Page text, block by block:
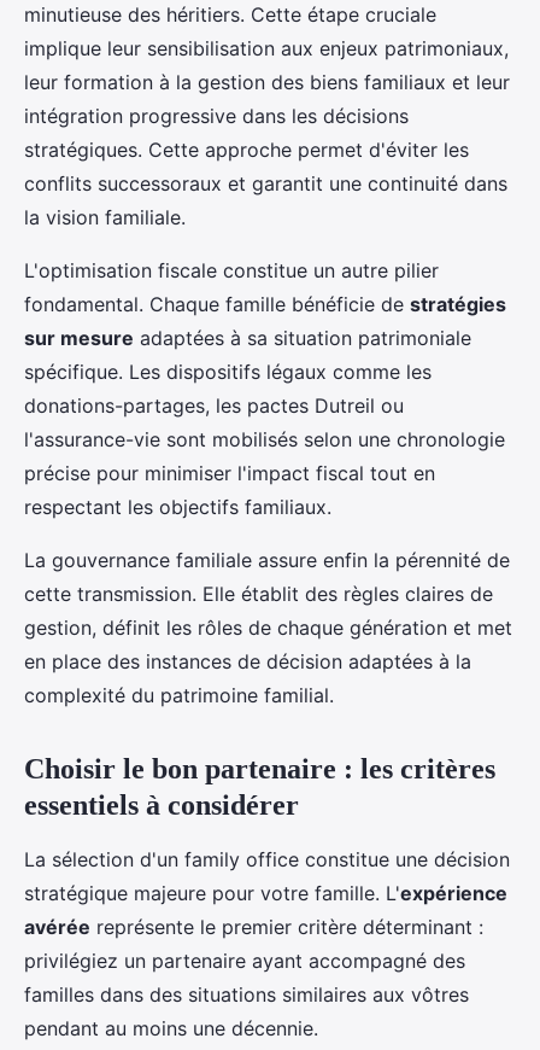
minutieuse des héritiers. Cette étape cruciale
implique leur sensibilisation aux enjeux patrimoniaux,
leur formation à la gestion des biens familiaux et leur
intégration progressive dans les décisions
stratégiques. Cette approche permet d'éviter les
conflits successoraux et garantit une continuité dans
la vision familiale.
L'optimisation fiscale constitue un autre pilier
fondamental. Chaque famille bénéficie de stratégies
sur mesure adaptées à sa situation patrimoniale
spécifique. Les dispositifs légaux comme les
donations-partages, les pactes Dutreil ou
l'assurance-vie sont mobilisés selon une chronologie
précise pour minimiser l'impact fiscal tout en
respectant les objectifs familiaux.
La gouvernance familiale assure enfin la pérennité de
cette transmission. Elle établit des règles claires de
gestion, définit les rôles de chaque génération et met
en place des instances de décision adaptées à la
complexité du patrimoine familial.
Choisir le bon partenaire : les critères
essentiels à considérer
La sélection d'un family office constitue une décision
stratégique majeure pour votre famille. L'expérience
avérée représente le premier critère déterminant :
privilégiez un partenaire ayant accompagné des
familles dans des situations similaires aux vôtres
pendant au moins une décennie.